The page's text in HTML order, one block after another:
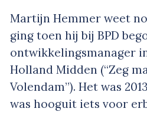
Martijn Hemmer weet
ging toen hij bij BPD
ontwikkelingsmanager
Holland Midden (“Zeg
Volendam”). Het was
was hooguit iets voor